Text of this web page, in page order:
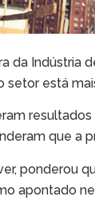
da
setor está
que a
ponderou
apontado